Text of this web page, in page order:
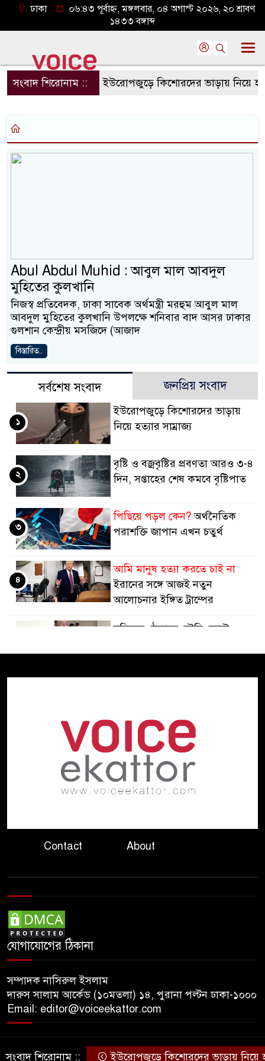
ঢাকা
০৬:৪৩ পূর্বাহ্ন, মঙ্গলবার, ০৪ অগাস্ট ২০২৬, ২০ শ্রাবণ
১৪৩৩ বঙ্গাব্দ
সংবাদ শিরোনাম :: ইউরোপজুড়ে কিশোরদের ভাড়ায় নিয়ে
Abul Abdul Muhid : আবুল মাল আবদুল
মুহিতের কুলখানি
নিজস্ব প্রতিবেদক, ঢাকা সাবেক অর্থমন্ত্রী মরহুম আবুল মাল
আবদুল মুহিতের কুলখানি উপলক্ষে শনিবার বাদ আসর ঢাকার
গুলশান কেন্দ্রীয় মসজিদে (আজাদ
বিস্তারিত..
সর্বশেষ সংবাদ জনপ্রিয় সংবাদ
ইউরোপজুড়ে কিশোরদের ভাড়ায়
নিয়ে হত্যার সাম্রাজ্য
১
বৃষ্টি ও বজ্রবৃষ্টির প্রবণতা আরও ৩-৪
দিন, সপ্তাহের শেষ কমবে বৃষ্টিপাত
২
পিছিয়ে পড়ল কেন?অর্থনৈতিক
পরাশক্তি জাপান এখন চতুর্থ
৩
আমি মানুষ হত্যা করতে চাই না
ইরানের সঙ্গে আজই নতুন
আলোচনার ইঙ্গিত ট্রাম্পের
৪
হুতিদের ঠেকাতে সৌদি জোটে,
কোটি টাকার যন্ত্র
প্রধানমন্ত্রীর সঙ্গে যুক্তরাষ্ট্রের দক্ষিণ ও
মধ্য এশিয়াবিষয়ক বিশেষ দূতের
সাক্ষাৎ
পড়ে প্রাণ হারালেন দুই পর্যটক
৯
১০
Contact About
যোগাযোগের ঠিকানা
সম্পাদক নাসিরুল ইসলাম
দারুস সালাম আর্কেড (১০মতলা) ১৪, পুরানা পল্টন ঢাকা-১০০০
Email: editor@voiceekattor.com
© Copyright By © Voice Ekattor
সংবাদ শিরোনাম :: ইউরোপজুড়ে কিশোরদের ভাড়ায় নিয়ে